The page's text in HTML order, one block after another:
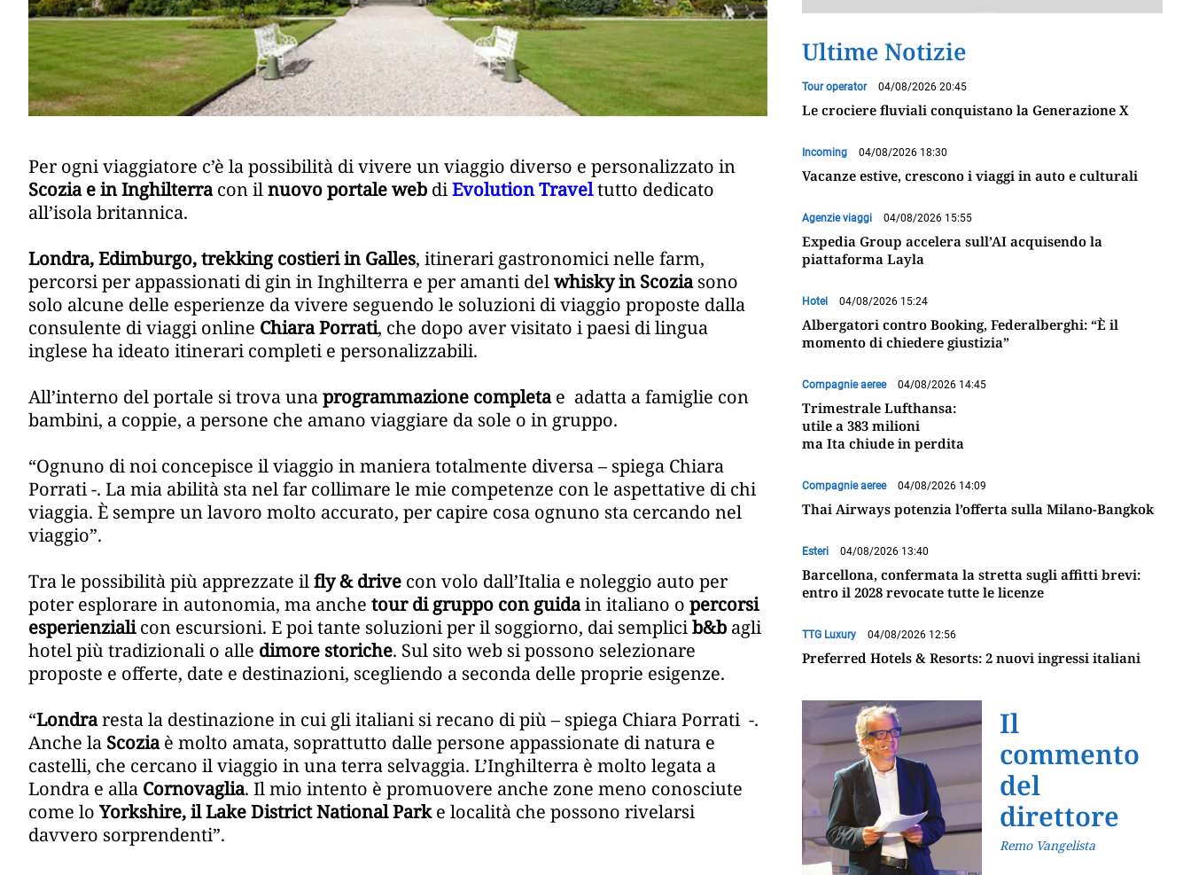
Per ogni viaggiatore c’è la possibilità di vivere un viaggio diverso e personalizzato in
Scozia e in Inghilterracon ilnuovo portale web diEvolution Traveltutto dedicato
all’isola britannica.
Londra, Edimburgo, trekking costieri in Galles, itinerari gastronomici nelle farm,
percorsi per appassionati di gin in Inghilterra e per amanti delwhisky in Scoziasono
solo alcune delle esperienze da vivere seguendo le soluzioni di viaggio proposte dalla
consulente di viaggi online Chiara Porrati, che dopo aver visitato i paesi di lingua
inglese ha ideato itinerari completi e personalizzabili.
All’interno del portale si trova unaprogrammazione completae adatta a famiglie con
bambini, a coppie, a persone che amano viaggiare da sole o in gruppo.
“Ognuno di noi concepisce il viaggio in maniera totalmente diversa – spiega Chiara
Porrati -. La mia abilità sta nel far collimare le mie competenze con le aspettative di chi
viaggia. È sempre un lavoro molto accurato, per capire cosa ognuno sta cercando nel
viaggio”.
Tra le possibilità più apprezzate ilfly & drive con volo dall’Italia e noleggio auto per
poter esplorare in autonomia, ma anche tour di gruppo con guidain italiano o percorsi
esperienzialicon escursioni. E poi tante soluzioni per il soggiorno, dai semplicib&b agli
hotel più tradizionali o alle dimore storiche. Sul sito web si possono selezionare
proposte e offerte, date e destinazioni, scegliendo a seconda delle proprie esigenze.
“Londraresta la destinazione in cui gli italiani si recano di più – spiega Chiara Porrati -.
Anche la Scoziaè molto amata, soprattutto dalle persone appassionate di natura e
castelli, che cercano il viaggio in una terra selvaggia. L’Inghilterra è molto legata a
Londra e alla Cornovaglia. Il mio intento è promuovere anche zone meno conosciute
come loYorkshire, il Lake District National Parke località che possono rivelarsi
davvero sorprendenti”.
Ultime Notizie
Tour operator 04/08/2026 20:45
Le crociere fluviali conquistano la Generazione X
Incoming 04/08/2026 18:30
Vacanze estive, crescono i viaggi in auto e culturali
Agenzie viaggi 04/08/2026 15:55
Expedia Group accelera sull’AI acquisendo la
piattaforma Layla
Hotel 04/08/2026 15:24
Albergatori contro Booking, Federalberghi: “È il
momento di chiedere giustizia”
Compagnie aeree 04/08/2026 14:45
Trimestrale Lufthansa:
utile a 383 milioni
ma Ita chiude in perdita
Compagnie aeree 04/08/2026 14:09
Thai Airways potenzia l’offerta sulla Milano-Bangkok
Esteri 04/08/2026 13:40
Barcellona, confermata la stretta sugli affitti brevi:
entro il 2028 revocate tutte le licenze
TTG Luxury 04/08/2026 12:56
Preferred Hotels & Resorts: 2 nuovi ingressi italiani
Il
commento
del
direttore
Remo Vangelista